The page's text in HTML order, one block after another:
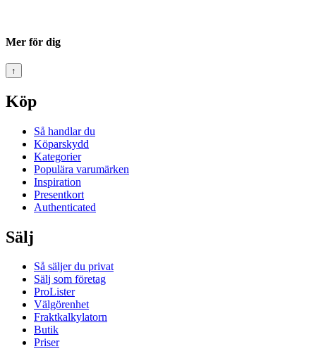
Mer för dig
↑
Köp
Så handlar du
Köparskydd
Kategorier
Populära varumärken
Inspiration
Presentkort
Authenticated
Sälj
Så säljer du privat
Sälj som företag
ProLister
Välgörenhet
Fraktkalkylatorn
Butik
Priser